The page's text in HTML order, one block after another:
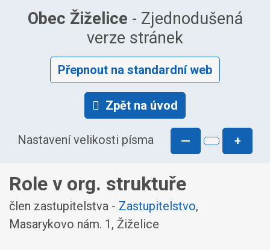
Obec Žiželice - Zjednodušená
verze stránek
Přepnout na standardní web
Zpět na úvod
Nastavení velikosti písma — +
Role v org. struktuře
člen zastupitelstva - Zastupitelstvo,
Masarykovo nám. 1, Žiželice